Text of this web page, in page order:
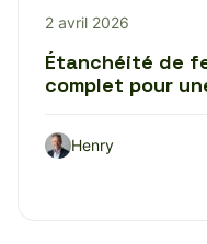
2 avril 2026
Étanchéité de
complet pour
Henry